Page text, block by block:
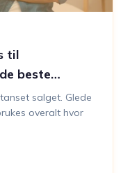
til
beste
salget. Glede
overalt hvor